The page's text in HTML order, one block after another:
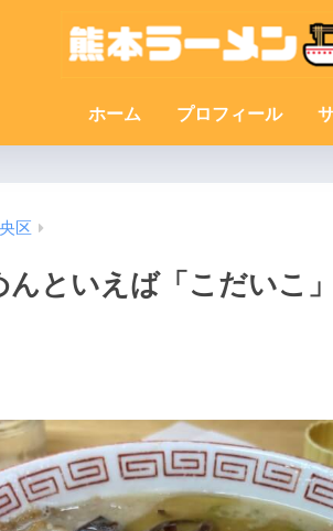
ホーム プロフィール
区
んといえば「こだいこ